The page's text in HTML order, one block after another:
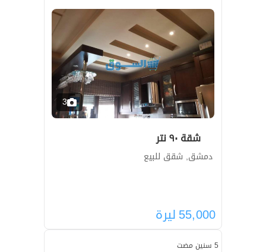
3
شقة ٩٠ نتر
دمشق, شقق للبيع
55,000ليرة
5 سنين مضت